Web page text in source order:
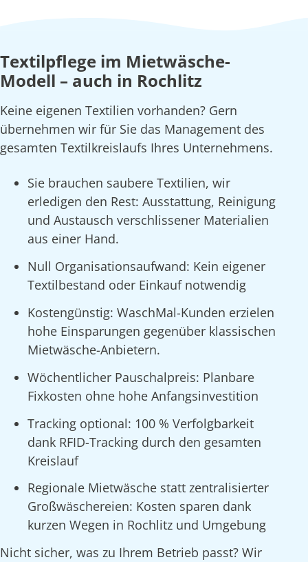
Textilpflege im Mietwäsche-
Modell – auch in Rochlitz
Keine eigenen Textilien vorhanden? Gern
übernehmen wir für Sie das Management des
gesamten Textilkreislaufs Ihres Unternehmens.
Sie brauchen saubere Textilien, wir
erledigen den Rest: Ausstattung, Reinigung
und Austausch verschlissener Materialien
aus einer Hand.
Null Organisationsaufwand: Kein eigener
Textilbestand oder Einkauf notwendig
Kostengünstig: WaschMal-Kunden erzielen
hohe Einsparungen gegenüber klassischen
Mietwäsche-Anbietern.
Wöchentlicher Pauschalpreis: Planbare
Fixkosten ohne hohe Anfangsinvestition
Tracking optional: 100 % Verfolgbarkeit
dank RFID-Tracking durch den gesamten
Kreislauf
Regionale Mietwäsche statt zentralisierter
Großwäschereien: Kosten sparen dank
kurzen Wegen in Rochlitz und Umgebung
Nicht sicher, was zu Ihrem Betrieb passt? Wir